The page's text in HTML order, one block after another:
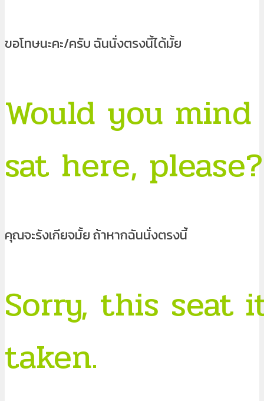
ขอโทษนะคะ/ครับ ฉันนั่งตรงนี้ได้มั้ย
Would you
sat here, please?
คุณจะรังเกียจมั้ย ถ้าหากฉันนั่งตรงนี้
Sorry, this seat
taken.